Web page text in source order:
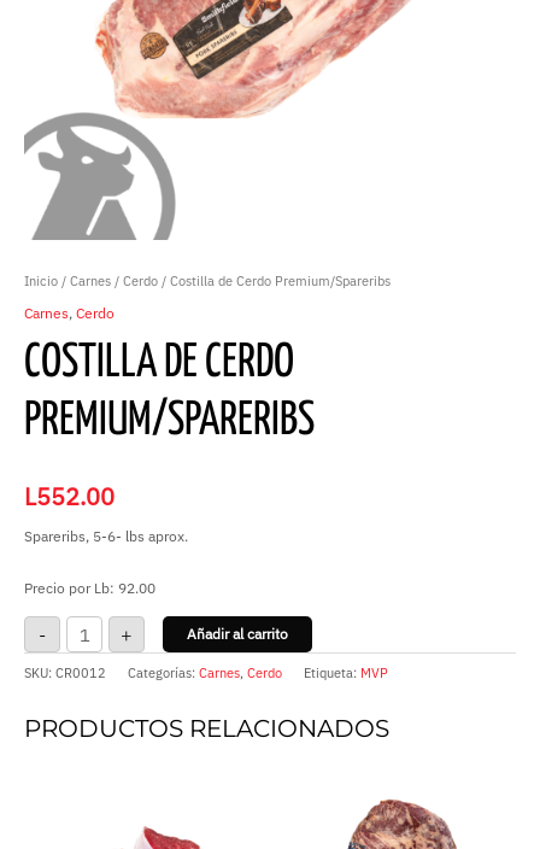
Inicio / Carnes / Cerdo / Costilla de Cerdo Premium/Spareribs
Carnes, Cerdo
COSTILLA DE CERDO
PREMIUM/SPARERIBS
L552.00
Spareribs, 5-6- lbs aprox.
Precio por Lb: 92.00
- + Añadir al carrito
SKU: CR0012 Categorías: Carnes, Cerdo Etiqueta: MVP
PRODUCTOS RELACIONADOS
cantidad
Omaha
Angus
cantidad